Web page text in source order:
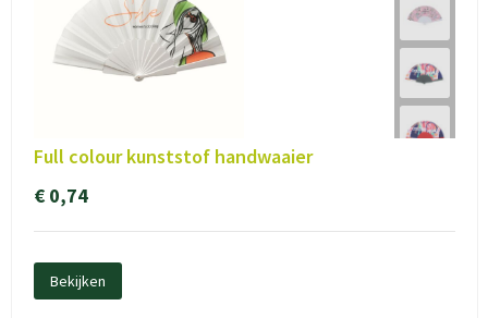
Full colour kunststof handwaaier
€ 0,74
Bekijken